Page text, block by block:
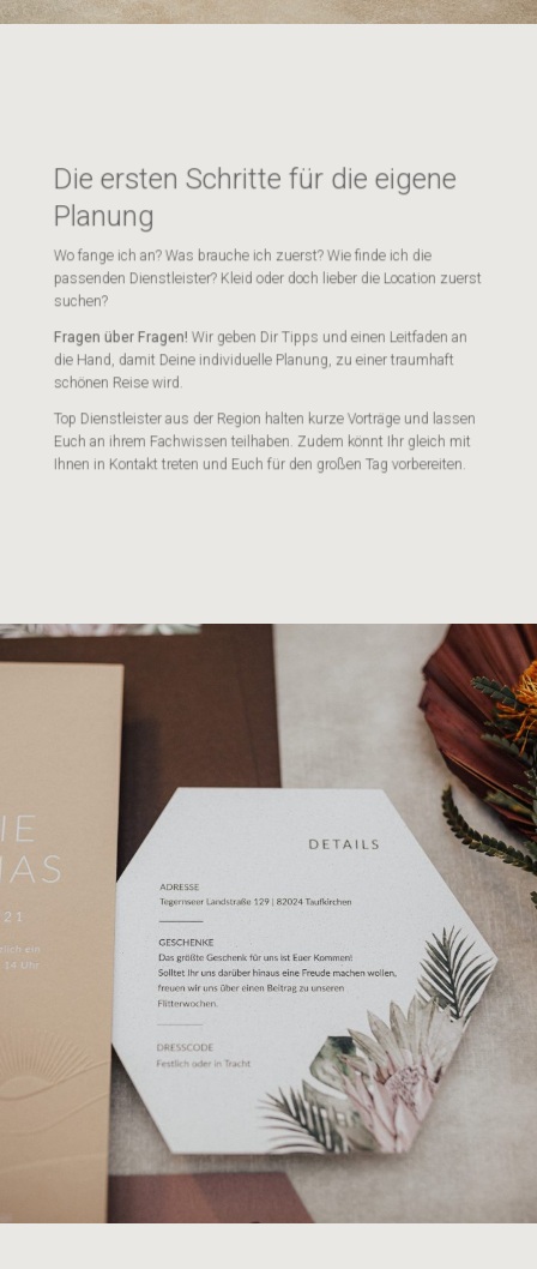
Die ersten Schritte für die eigene
Planung
Wo fange ich an? Was brauche ich zuerst? Wie finde ich die
passenden Dienstleister? Kleid oder doch lieber die Location zuerst
suchen?
Fragen über Fragen! Wir geben Dir Tipps und einen Leitfaden an
die Hand, damit Deine individuelle Planung, zu einer traumhaft
schönen Reise wird.
Top Dienstleister aus der Region halten kurze Vorträge und lassen
Euch an ihrem Fachwissen teilhaben. Zudem könnt Ihr gleich mit
Ihnen in Kontakt treten und Euch für den großen Tag vorbereiten.